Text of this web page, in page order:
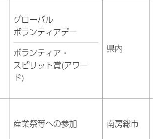
グローバル
ボランティアデー
ボランティア・
スピリット賞(アワー
ド)
県内
産業祭等への参加 南房総市